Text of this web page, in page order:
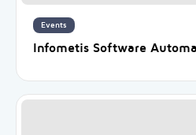
Events
Infometis Software